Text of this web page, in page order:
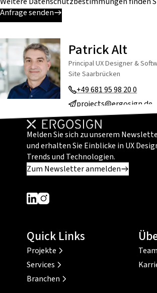
Anfrage senden
Patrick Alt
Principal UX Designer &
Site Saarbrücken
+49 681 95 98 20 0
projects@ergosign.de
Melden Sie sich zu unserem
und erhalten Sie Einblicke in UX
Trends und Technologien.
Zum Newsletter anmelden
Dieser Link führt zu einer externen
Dieser Link führt zu einer
Quick Links
Projekte
Services
Branchen